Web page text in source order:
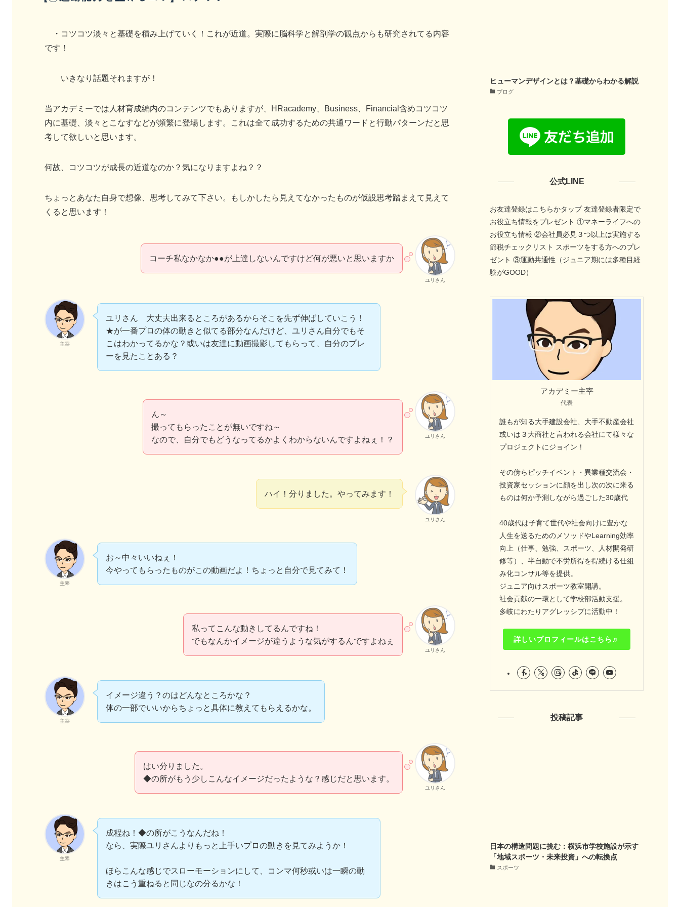
・コツコツ淡々と基礎を積み上げていく！これが近道。実際に脳科学と解剖学の観点からも研究されてる内容
です！
いきなり話題それますが！
当アカデミーでは人材育成編内のコンテンツでもありますが、HRacademy、Business、Financial含めコツコツ
内に基礎、淡々とこなすなどが頻繁に登場します。これは全て成功するための共通ワードと行動パターンだと思
考して欲しいと思います。
何故、コツコツが成長の近道なのか？気になりますよね？？
ちょっとあなた自身で想像、思考してみて下さい。もしかしたら見えてなかったものが仮設思考踏まえて見えて
くると思います！
ユリさん
コーチ私なかなか●●が上達しないんですけど何が悪いと思いますか
主宰
ユリさん 大丈夫出来るところがあるからそこを先ず伸ばしていこう！
★が一番プロの体の動きと似てる部分なんだけど、ユリさん自分でもそ
こはわかってるかな？或いは友達に動画撮影してもらって、自分のプレ
ーを見たことある？
ユリさん
ん～
撮ってもらったことが無いですね～
なので、自分でもどうなってるかよくわからないんですよねぇ！？
ユリさん
ハイ！分りました。やってみます！
主宰
お～中々いいねぇ！
今やってもらったものがこの動画だよ！ちょっと自分で見てみて！
ユリさん
私ってこんな動きしてるんですね！
でもなんかイメージが違うような気がするんですよねぇ
主宰
イメージ違う？のはどんなところかな？
体の一部でいいからちょっと具体に教えてもらえるかな。
ユリさん
はい分りました。
◆の所がもう少しこんなイメージだったような？感じだと思います。
主宰
成程ね！◆の所がこうなんだね！
なら、実際ユリさんよりもっと上手いプロの動きを見てみようか！
ほらこんな感じでスローモーションにして、コンマ何秒或いは一瞬の動
きはこう重ねると同じなの分るかな！
ヒューマンデザインとは？基礎からわかる解説
ブログ
公式LINE
お友達登録はこちらかタップ 友達登録者限定で
お役立ち情報をプレゼント ①マネーライフへの
お役立ち情報 ②会社員必見３つ以上は実施する
節税チェックリスト スポーツをする方へのプレ
ゼント ③運動共通性（ジュニア期には多種目経
験がGOOD）
アカデミー主宰
代表
誰もが知る大手建設会社、大手不動産会社
或いは３大商社と言われる会社にて様々な
プロジェクトにジョイン！
その傍らピッチイベント・異業種交流会・
投資家セッションに顔を出し次の次に来る
ものは何か予測しながら過ごした30歳代
40歳代は子育て世代や社会向けに豊かな
人生を送るためのメソッドやLearning効率
向上（仕事、勉強、スポーツ、人材開発研
修等）、半自動で不労所得を得続ける仕組
み化コンサル等を提供。
ジュニア向けスポーツ教室開講。
社会貢献の一環として学校部活動支援。
多岐にわたりアグレッシブに活動中！
詳しいプロフィールはこちら♬
投稿記事
日本の構造問題に挑む：横浜市学校施設が示す
「地域スポーツ・未来投資」への転換点
スポーツ